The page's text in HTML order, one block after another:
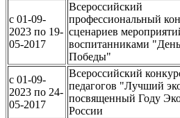
c 01-09-
2023 по 19-
05-2017
Всероссийский
профессиональный
сценариев
воспитанниками "День
Победы"
c 01-09-
2023 по 24-
05-2017
Всероссийский
педагогов "Лучший
посвященный Году
России